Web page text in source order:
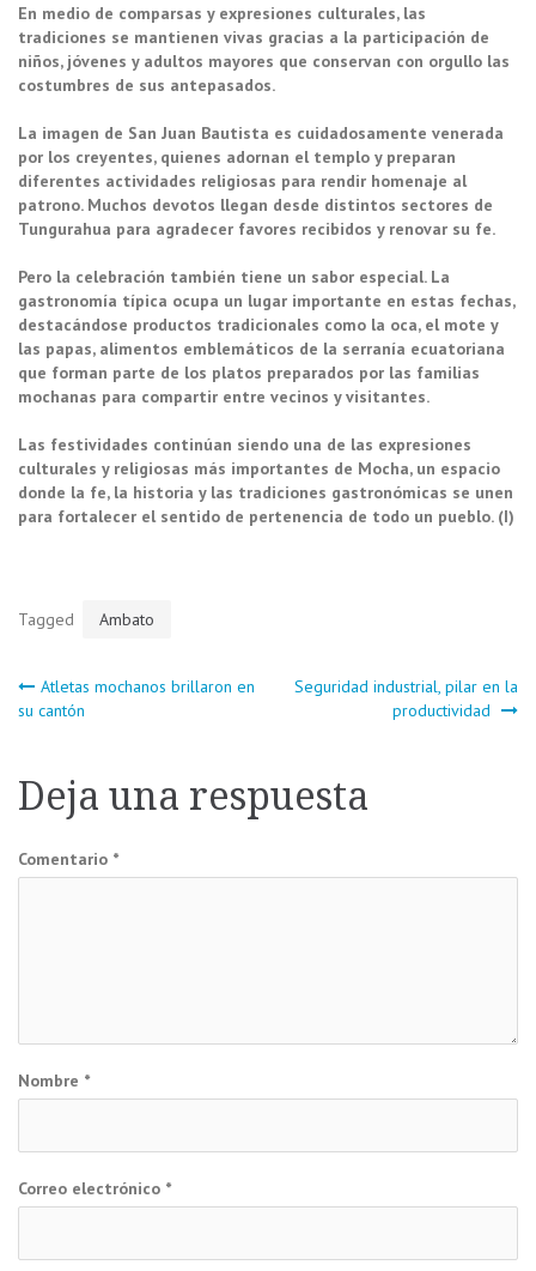
En medio de comparsas y expresiones culturales, las
tradiciones se mantienen vivas gracias a la participación de
niños, jóvenes y adultos mayores que conservan con orgullo las
costumbres de sus antepasados.
La imagen de San Juan Bautista es cuidadosamente venerada
por los creyentes, quienes adornan el templo y preparan
diferentes actividades religiosas para rendir homenaje al
patrono. Muchos devotos llegan desde distintos sectores de
Tungurahua para agradecer favores recibidos y renovar su fe.
Pero la celebración también tiene un sabor especial. La
gastronomía típica ocupa un lugar importante en estas fechas,
destacándose productos tradicionales como la oca, el mote y
las papas, alimentos emblemáticos de la serranía ecuatoriana
que forman parte de los platos preparados por las familias
mochanas para compartir entre vecinos y visitantes.
Las festividades continúan siendo una de las expresiones
culturales y religiosas más importantes de Mocha, un espacio
donde la fe, la historia y las tradiciones gastronómicas se unen
para fortalecer el sentido de pertenencia de todo un pueblo. (I)
Tagged Ambato
Navegación
entradas
Atletas mochanos brillaron en
su cantón
Seguridad industrial, pilar en la
productividad
Deja una respuesta
Comentario *
Nombre *
Correo electrónico *